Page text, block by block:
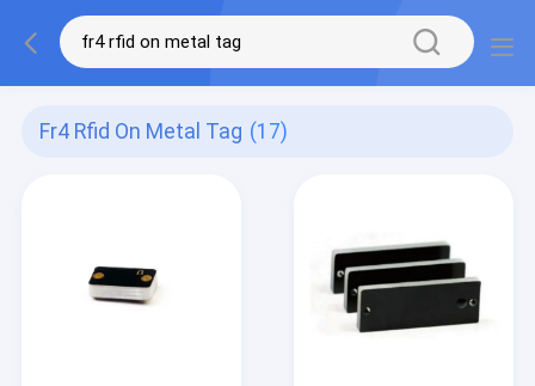
Fr4 Rfid On Metal Tag (17)